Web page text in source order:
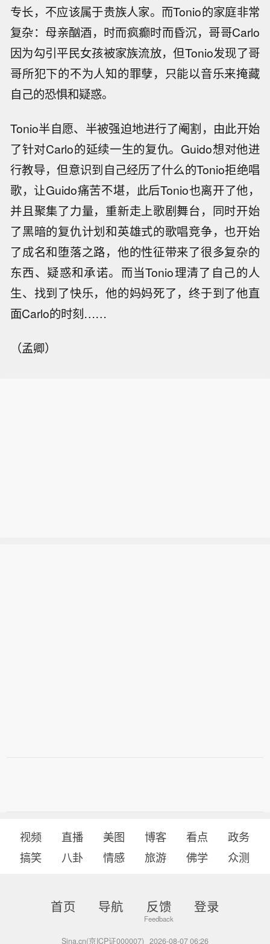
专长，不应该属于贵族人家。而Tonio的家庭非常
复杂：母亲酗酒，时而疯癫时而昏沉，哥哥Carlo
因为勾引平民女孩被家族流放，但Tonio发现了哥
哥所犯下的不为人知的罪孽，只能以音乐来掩藏
自己的恐惧和疑惑。
Tonio半自愿、半被强迫地进行了阉割，由此开始
了针对Carlo的延续一生的复仇。Guido想对他进
行教导，但意识到自己经历了什么的Tonio拒绝唱
歌，让Guido痛苦不堪，此后Tonio也离开了他，
并且聚集了力量，重新走上歌剧舞台，同时开始
了黑暗的复仇计划和英雄式的歌唱竞争，也开始
了成名和堕落之路，他的性征带来了很多复杂的
东西、疑惑和承诺。而当Tonio理清了自己的人
生、找到了快乐，他的妈妈死了，终于到了他直
面Carlo的时刻……
（孟卿）
视频 直播 美图 博客 看点
政务
搞笑
八卦 情感 旅游 佛学 众测
首页 导航 反馈 登录
Sina.cn(京ICP证000007) 2026-08-07 06:26